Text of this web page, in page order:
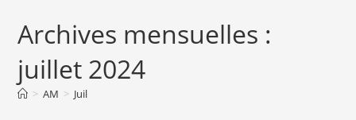
Archives mensuelles :
juillet 2024
> AM > Juil